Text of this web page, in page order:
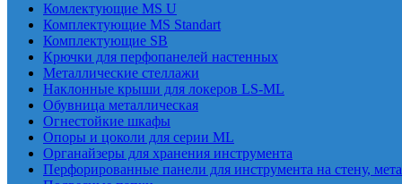
Комлектующие MS U
Комплектующие MS Standart
Комплектующие SB
Крючки для перфопанелей настенных
Металлические стеллажи
Наклонные крыши для локеров LS-ML
Обувница металлическая
Огнестойкие шкафы
Опоры и цоколи для серии ML
Органайзеры для хранения инструмента
Перфорированные панели для инструмента на стену,